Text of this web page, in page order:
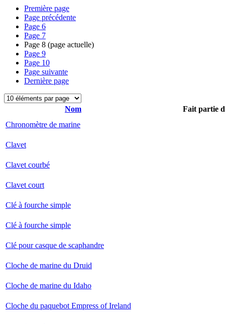
Première page
Page précédente
Page 6
Page 7
Page 8 (page actuelle)
Page 9
Page 10
Page suivante
Dernière page
Nom
Fait partie
Chronomètre de marine
Clavet
Clavet courbé
Clavet court
Clé à fourche simple
Clé à fourche simple
Clé pour casque de scaphandre
Cloche de marine du Druid
Cloche de marine du Idaho
Cloche du paquebot Empress of Ireland